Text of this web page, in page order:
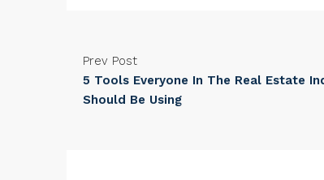
Prev Post
5 Tools Everyone In The Real Estate
Should Be Using